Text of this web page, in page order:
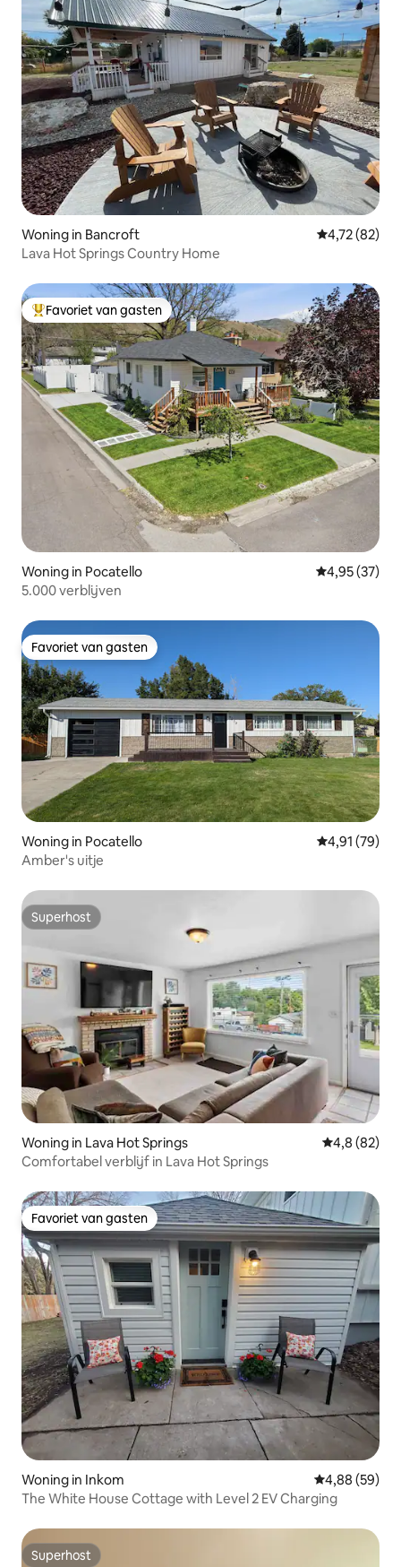
Woning in Bancroft Gemiddelde
4,72 (82)
Lava Hot Springs Country Home
Topfavoriet van gasten
Favoriet van gasten
Woning in Pocatello Gemiddelde
4,95 (37)
5.000 verblijven
Favoriet van gasten
Favoriet van gasten
Woning in Pocatello Gemiddelde
4,91 (79)
Amber's uitje
Superhost
Superhost
Woning in Lava Hot Springs Gemiddelde
4,8 (82)
Comfortabel verblijf in Lava Hot Springs
Favoriet van gasten
Favoriet van gasten
Woning in Inkom Gemiddelde
4,88 (59)
The White House Cottage with Level 2 EV Charging
Superhost
Superhost